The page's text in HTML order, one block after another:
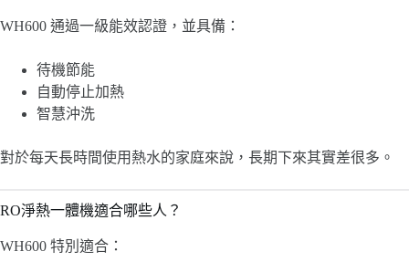
WH600 通過一級能效認證，並具備：
待機節能
自動停止加熱
智慧沖洗
對於每天長時間使用熱水的家庭來說，長期下來其實差很多。
RO淨熱一體機適合哪些人？
WH600 特別適合：